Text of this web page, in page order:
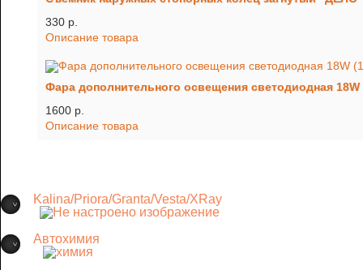
330 p.
Описание товара
Фара дополнительного освещения светодиодная 18W
1600 p.
Описание товара
Kalina/Priora/Granta/Vesta/XRay
Автохимия